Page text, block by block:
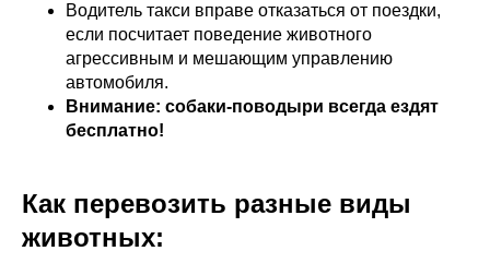
Водитель такси вправе отказаться от поездки,
если посчитает поведение животного
агрессивным и мешающим управлению
автомобиля.
Внимание: собаки-поводыри всегда ездят
бесплатно!
Как перевозить разные виды
животных: